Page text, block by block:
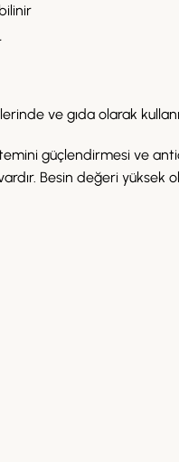
ve gıda olarak
güçlendirmesi ve
Besin değeri